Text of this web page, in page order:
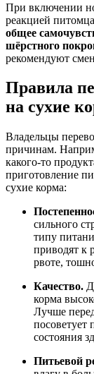
При включении
реакцией
общее
шёрстного
рекомендуют
Правила
на сухие
Владельцы
причинам.
какого-то
приготовление
сухие корма:
сильного
типу
приводят к
рвоте,
Качество.
корма
Лучше
посоветует
состояния
Питьевой